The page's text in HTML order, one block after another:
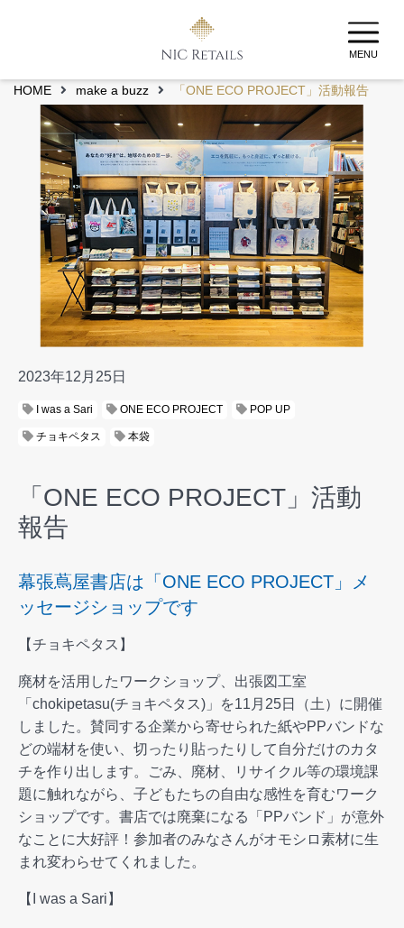
MENU
HOME make a buzz 「ONE ECO PROJECT」活動報告
2023年12月25日
I was a Sari ONE ECO PROJECT POP UP
チョキペタス 本袋
「ONE ECO PROJECT」活動
報告
幕張蔦屋書店は「ONE ECO PROJECT」メ
ッセージショップです
【チョキペタス】
廃材を活用したワークショップ、出張図工室
「chokipetasu(チョキペタス)」を11月25日（土）に開催
しました。賛同する企業から寄せられた紙やPPバンドな
どの端材を使い、切ったり貼ったりして自分だけのカタ
チを作り出します。ごみ、廃材、リサイクル等の環境課
題に触れながら、子どもたちの自由な感性を育むワーク
ショップです。書店では廃棄になる「PPバンド」が意外
なことに大好評！参加者のみなさんがオモシロ素材に生
まれ変わらせてくれました。
【I was a Sari】